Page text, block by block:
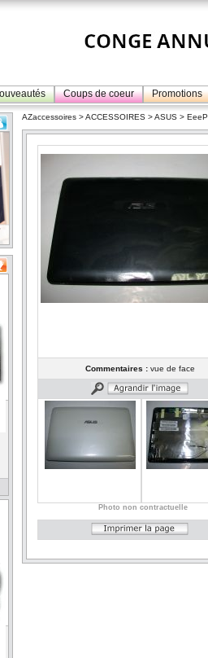
Coups de coeur Promotions
AZaccessoires >ACCESSOIRES >ASUS >
Commentaires :vue de face
Photo non contractuelle